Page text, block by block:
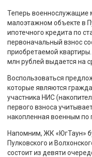
Теперь военнослужащие
малоэтажном объекте в
ипотечного кредита по
первоначальный взнос
приобретаемой
млн рублей выдается на
Воспользоваться
которые являются
участника НИС
первого взноса
накопленная военным по
Напомним, ЖК «ЮгТаун»
Пулковского и
состоит из девяти